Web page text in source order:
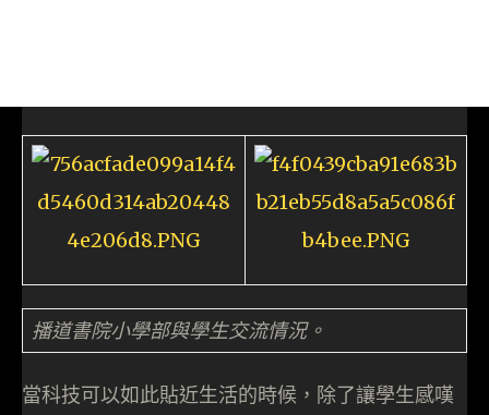
播道書院小學部與學生交流情況。
當科技可以如此貼近生活的時候，除了讓學生感嘆